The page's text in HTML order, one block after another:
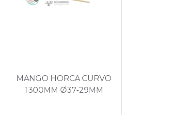
MANGO HORCA CURVO
1300MM Ø37-29MM